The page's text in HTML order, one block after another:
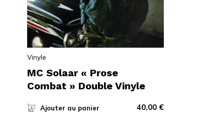
Vinyle
MC Solaar « Prose
Combat » Double Vinyle
Ajouter au panier 40,00 €